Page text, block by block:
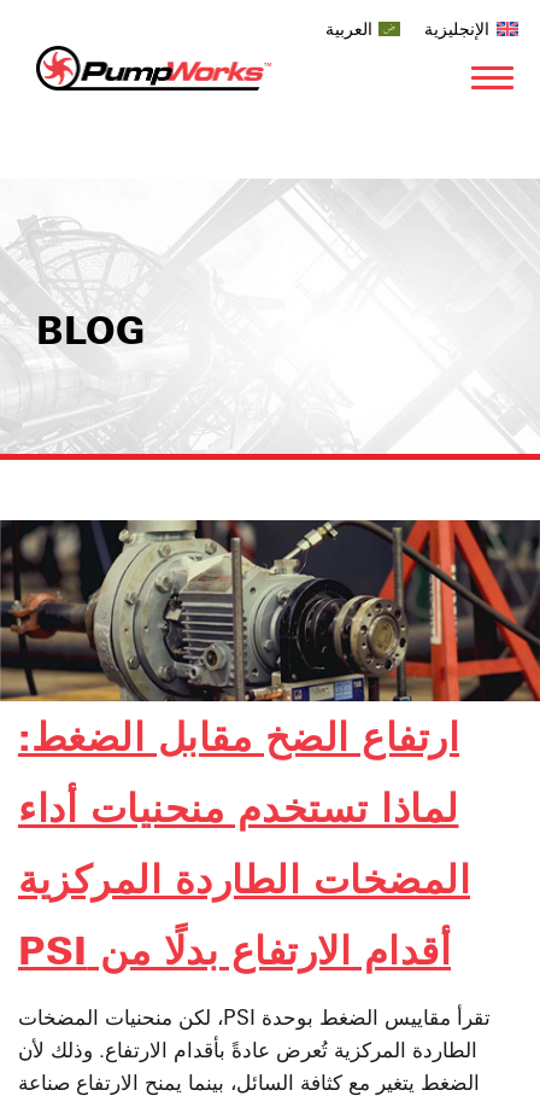
الإنجليزية العربية
BLOG
ارتفاع الضخ مقابل الضغط:
لماذا تستخدم منحنيات أداء
المضخات الطاردة المركزية
أقدام الارتفاع بدلًا من PSI
تقرأ مقاييس الضغط بوحدة PSI، لكن منحنيات المضخات
الطاردة المركزية تُعرض عادةً بأقدام الارتفاع. وذلك لأن
الضغط يتغير مع كثافة السائل، بينما يمنح الارتفاع صناعة